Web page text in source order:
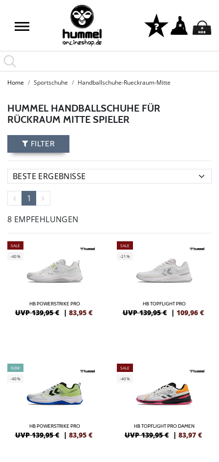
Home Sportschuhe Handballschuhe-Rueckraum-Mitte
HUMMEL HANDBALLSCHUHE FÜR
RÜCKRAUM MITTE SPIELER
FILTER
1
8 EMPFEHLUNGEN
SALE
-40%
HB POWERSTRIKE PRO
UVP 139,95 € | 83,95 €
SALE
-21%
HB TOPFLIGHT PRO
UVP 139,95 € | 109,96 €
NEW
-40%
HB POWERSTRIKE PRO
UVP 139,95 € | 83,95 €
SALE
-40%
HB TOPFLIGHT PRO DAMEN
UVP 139,95 € | 83,97 €